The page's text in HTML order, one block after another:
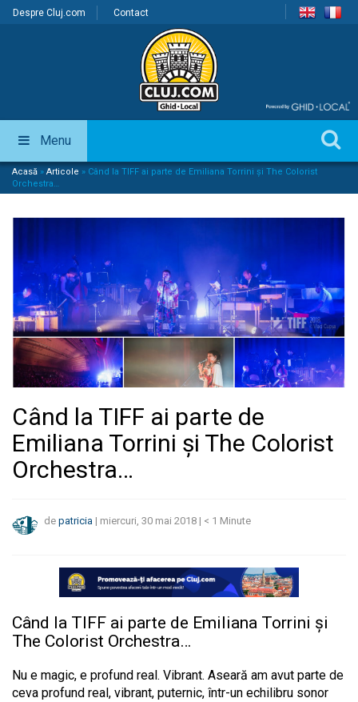
Despre Cluj.com Contact
Menu
Acasă » Articole » Când la TIFF ai parte de Emiliana Torrini și The Colorist
Orchestra…
Când la TIFF ai parte de
Emiliana Torrini și The Colorist
Orchestra…
de patricia | miercuri, 30 mai 2018 | < 1 Minute
Când la TIFF ai parte de Emiliana Torrini și
The Colorist Orchestra…
Nu e magic, e profund real. Vibrant. Aseară am avut parte de
ceva profund real, vibrant, puternic, într-un echilibru sonor